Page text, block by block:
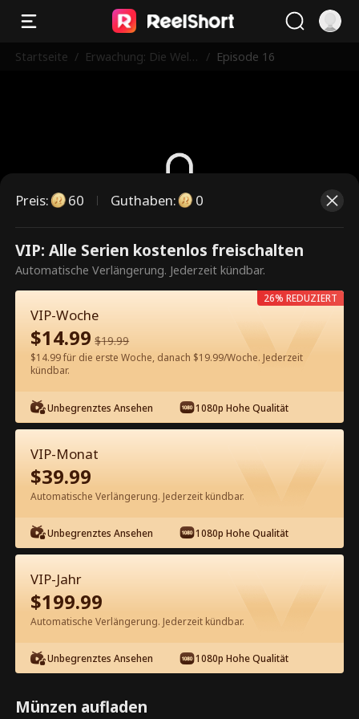
Startseite / Erwachung: Die Welt
/ Episode 16
Dies ist eine kostenpflichtige
Episode. Bitte entsperren, um
weiterzusehen.
60Jetzt entsperren
Kostenlos in der App ansehen
Episode 16 - Erwachung: Die Welt
wartet auf ihn Kompletter Film
1-50 51-60
16 17 19 20
Preis: 60 Guthaben: 0
VIP: Alle Serien kostenlos freischalten
Automatische Verlängerung. Jederzeit kündbar.
VIP-Woche
$14.99 $19.99
$14.99 für die erste Woche, danach $19.99/Woche. Jederzeit
kündbar.
Unbegrenztes Ansehen 1080p Hohe Qualität
26% REDUZIERT
VIP-Monat
$39.99
Automatische Verlängerung. Jederzeit kündbar.
Unbegrenztes Ansehen 1080p Hohe Qualität
VIP-Jahr
$199.99
Automatische Verlängerung. Jederzeit kündbar.
Unbegrenztes Ansehen 1080p Hohe Qualität
Münzen aufladen